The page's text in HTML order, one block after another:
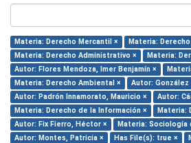
Materia: Derecho Mercantil ×
Materia: Derecho
Materia: Derecho Administrativo ×
Materia:
Autor: Flores Mendoza, Imer Benjamín ×
Materia: Derecho Ambiental ×
Autor:
Autor: Padrón Innamorato, Mauricio ×
Autor:
Materia: Derecho de la Información ×
Materia:
Autor: Fix Fierro, Héctor ×
Materia: Sociología
Autor: Montes, Patricia ×
Has File(s): true ×